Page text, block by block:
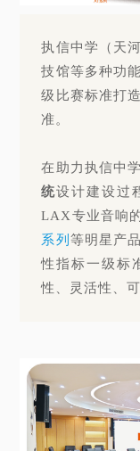
执信中学（天
技馆等多种功
级比赛标准打
准。
在助力执信中
统设计建设过
LAX专业音响
系列 等明星产
性指标一级标
性、灵活性、